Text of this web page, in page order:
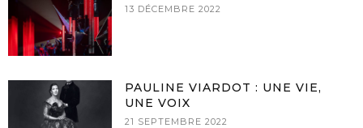
13 DÉCEMBRE 2022
PAULINE VIARDOT : UNE VIE,
UNE VOIX
21 SEPTEMBRE 2022